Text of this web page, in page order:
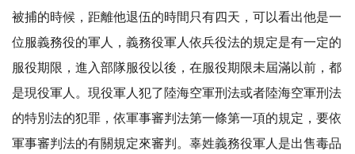
被捕的時候，距離他退伍的時間只有四天，可以看出他是一
位服義務役的軍人，義務役軍人依兵役法的規定是有一定的
服役期限，進入部隊服役以後，在服役期限未屆滿以前，都
是現役軍人。現役軍人犯了陸海空軍刑法或者陸海空軍刑法
的特別法的犯罪，依軍事審判法第一條第一項的規定，要依
軍事審判法的有關規定來審判。辜姓義務役軍人是出售毒品